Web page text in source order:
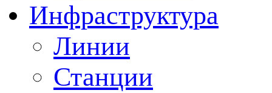
Инфраструктура
Линии
Станции